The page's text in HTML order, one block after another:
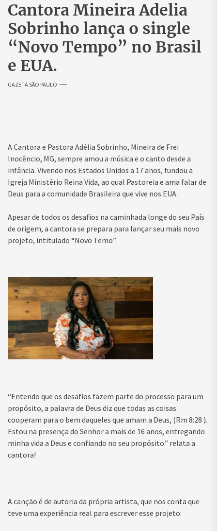
Cantora Mineira Adelia
Sobrinho lança o single
“Novo Tempo” no Brasil
e EUA.
GAZETA SÃO PAULO
A Cantora e Pastora Adélia Sobrinho, Mineira de Frei
Inocêncio, MG, sempre amou a música e o canto desde a
infância. Vivendo nos Estados Unidos a 17 anos, fundou a
Igreja Ministério Reina Vida, ao qual Pastoreia e ama falar de
Deus para a comunidade Brasileira que vive nos EUA.
Apesar de todos os desafios na caminhada longe do seu País
de origem, a cantora se prepara para lançar seu mais novo
projeto, intitulado “Novo Temo”.
“Entendo que os desafios fazem parte do processo para um
propósito, a palavra de Deus diz que todas as coisas
cooperam para o bem daqueles que amam a Deus, (Rm 8:28 ).
Estou na presença do Senhor a mais de 16 anos, entregando
minha vida a Deus e confiando no seu propósito.” relata a
cantora!
A canção é de autoria da própria artista, que nos conta que
teve uma experiência real para escrever esse projeto: